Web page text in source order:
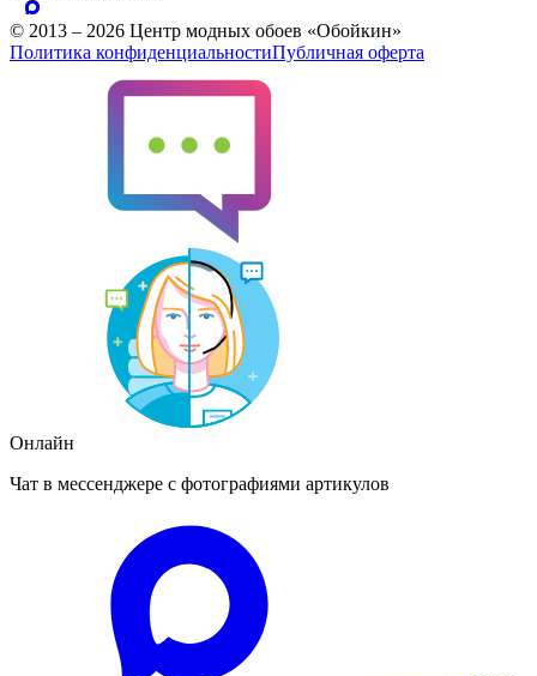
© 2013 – 2026 Центр модных обоев «Обойкин»
Политика конфиденциальностиПубличная оферта
Онлайн
Чат в мессенджере с фотографиями артикулов